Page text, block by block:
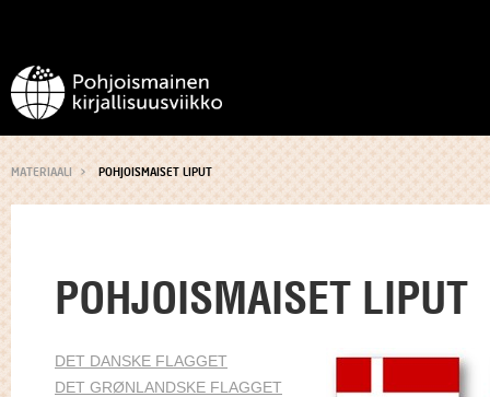
MATERIAALI POHJOISMAISET LIPUT
POHJOISMAISET LIPUT
DET DANSKE FLAGGET
DET GRØNLANDSKE FLAGGET